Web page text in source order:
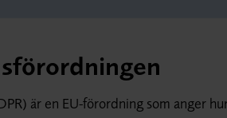
är en EU-förordning som anger